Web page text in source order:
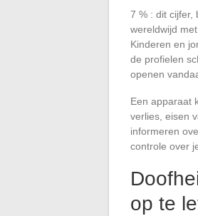
7 % : dit cijfer,
wereldwijd
Kinderen en
de profielen
openen
Een apparaat
verlies, eisen
informeren
controle over
op te